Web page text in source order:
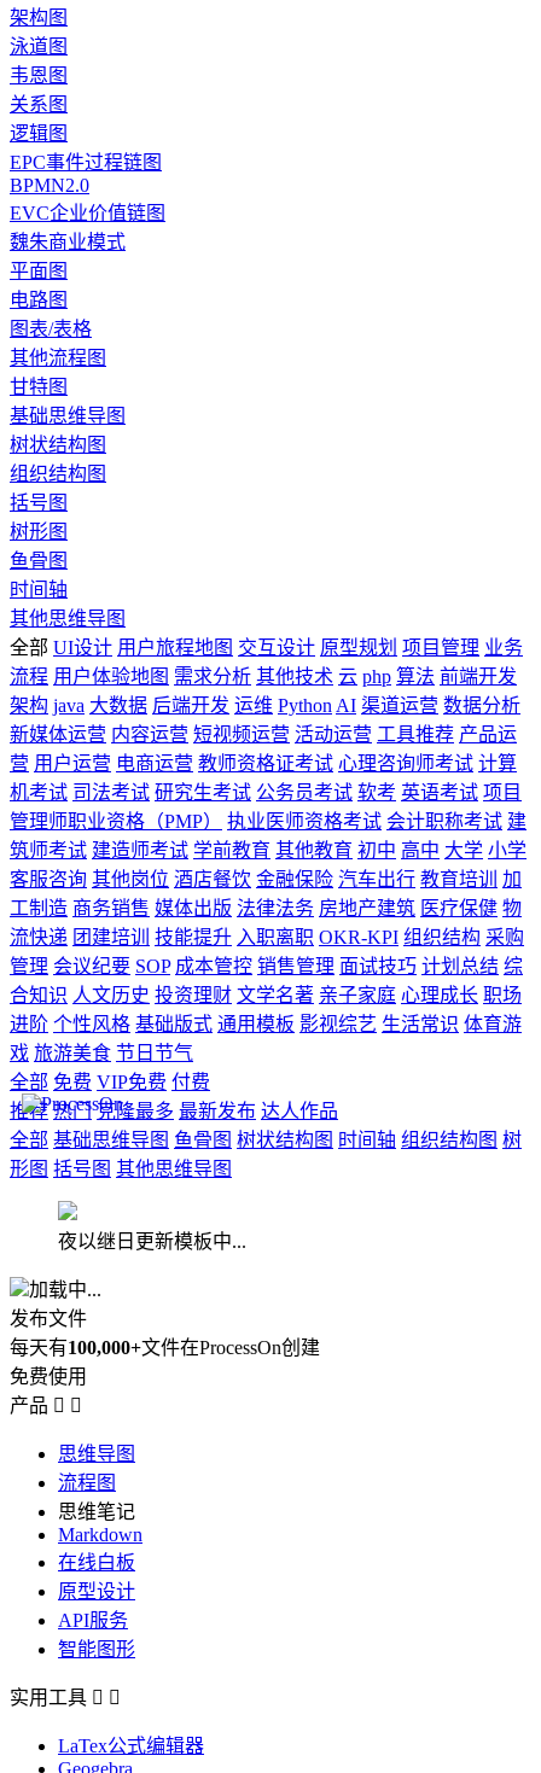
架构图
泳道图
韦恩图
关系图
逻辑图
EPC事件过程链图
BPMN2.0
EVC企业价值链图
魏朱商业模式
平面图
电路图
图表/表格
其他流程图
甘特图
基础思维导图
树状结构图
组织结构图
括号图
树形图
鱼骨图
时间轴
其他思维导图
全部 UI设计 用户旅程地图 交互设计 原型规划 项目管理 业务
流程 用户体验地图 需求分析 其他技术 云 php 算法 前端开发
架构 java 大数据 后端开发 运维 Python AI 渠道运营 数据分析
新媒体运营 内容运营 短视频运营 活动运营 工具推荐 产品运
营 用户运营 电商运营 教师资格证考试 心理咨询师考试 计算
机考试 司法考试 研究生考试 公务员考试 软考 英语考试 项目
管理师职业资格（PMP）
执业医师资格考试 会计职称考试 建
筑师考试 建造师考试 学前教育 其他教育 初中 高中 大学 小学
客服咨询 其他岗位 酒店餐饮 金融保险 汽车出行 教育培训
加
工制造 商务销售 媒体出版 法律法务 房地产建筑 医疗保健 物
流快递 团建培训 技能提升 入职离职 OKR-KPI 组织结构 采购
管理 会议纪要 SOP 成本管控 销售管理 面试技巧 计划总结 综
合知识 人文历史 投资理财 文学名著 亲子家庭 心理成长 职场
进阶 个性风格 基础版式 通用模板 影视综艺 生活常识 体育游
戏 旅游美食 节日节气
全部 免费 VIP免费 付费
推荐 热门 克隆最多 最新发布 达人作品
全部 基础思维导图 鱼骨图 树状结构图 时间轴 组织结构图 树
形图 括号图 其他思维导图
夜以继日更新模板中...
加载中...
发布文件
每天有100,000+文件在ProcessOn创建
免费使用
产品  
思维导图
流程图
思维笔记
Markdown
在线白板
原型设计
API服务
智能图形
实用工具  
LaTex公式编辑器
Geogebra